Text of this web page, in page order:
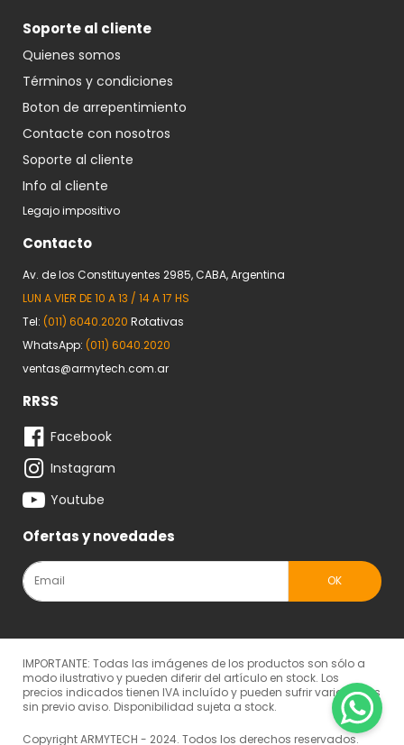
Soporte al cliente
Quienes somos
Términos y condiciones
Boton de arrepentimiento
Contacte con nosotros
Soporte al cliente
Info al cliente
Legajo impositivo
Contacto
Av. de los Constituyentes 2985, CABA, Argentina
LUN A VIER DE 10 A 13 / 14 A 17 HS
Tel: (011) 6040.2020 Rotativas
WhatsApp: (011) 6040.2020
ventas@armytech.com.ar
RRSS
Facebook
Instagram
Youtube
Ofertas y novedades
IMPORTANTE: Todas las imágenes de los productos son sólo a
modo ilustrativo y pueden diferir del artículo en stock. Los
precios indicados tienen IVA incluído y pueden sufrir variaciones
sin previo aviso. Disponibilidad sujeta a stock.
Copyright ARMYTECH - 2024. Todos los derechos reservados.